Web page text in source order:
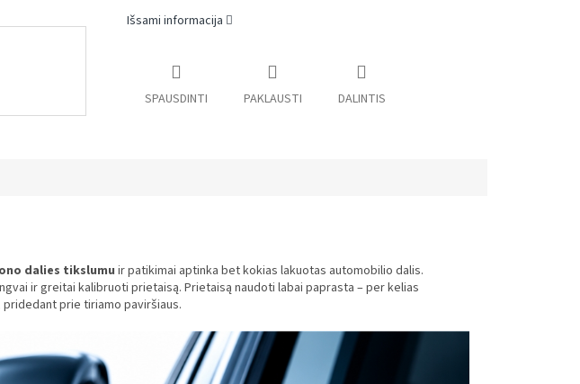
Išsami informacija
SPAUSDINTI PAKLAUSTI DALINTIS
dalies tikslumu ir patikimai aptinka bet kokias lakuotas automobilio dalis.
ir greitai kalibruoti prietaisą. Prietaisą naudoti labai paprasta – per kelias
prie tiriamo paviršiaus.